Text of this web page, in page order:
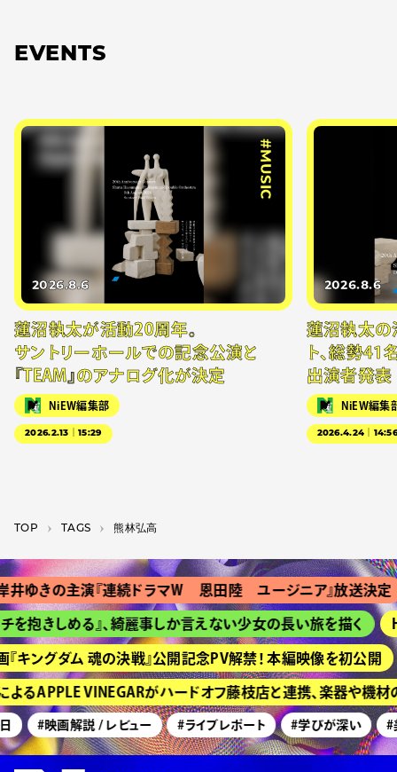
EVENTS
#MUSIC
2026.8.6
蓮沼執太が活動20周年。
サントリーホールでの記念公演と
『TEAM』のアナログ化が決定
NiEW編集部
2026.2.13｜15:29
2026.8.6
蓮沼執太の
ト、総勢41
出演者発表
NiEW編集
2026.4.24｜
TOP T­A­G­S 熊林弘高
ゆきの主演『連続ドラマＷ 恩田陸 ユージニア』放送決定
抱きしめる』、綺麗事しか言えない少女の長い旅を描く
ングダム 魂の決戦』公開記念PV解禁！ 本編映像を初公開
るAPPLE VINEGARがハードオフ藤枝店と連携、楽器や機材
#映画解説 / レビュー #ライブレポート #学びが深い #